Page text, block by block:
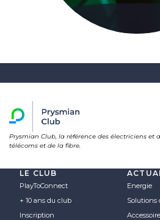
Prysmian Club, la référence des électriciens et
télécoms et de la fibre.
LE CLUB
PlayToConnect
+ 10 ans du club
Inscription
Energie
Solutions